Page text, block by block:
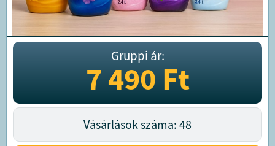
Gruppi ár:
7 490Ft
Vásárlások száma: 48